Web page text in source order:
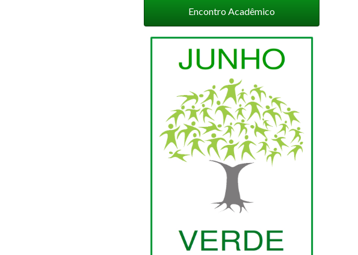
Encontro Acadêmico